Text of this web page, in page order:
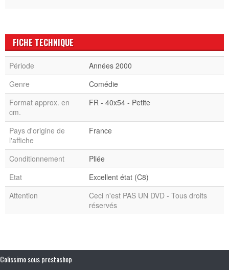
FICHE TECHNIQUE
Période
Années 2000
Genre
Comédie
Format approx. en
cm.
FR - 40x54 - Petite
Pays d'origine de
l'affiche
France
Conditionnement
Pliée
Etat
Excellent état (C8)
Attention
Ceci n'est PAS UN DVD - Tous droits
réservés
Colissimo sous prestashop